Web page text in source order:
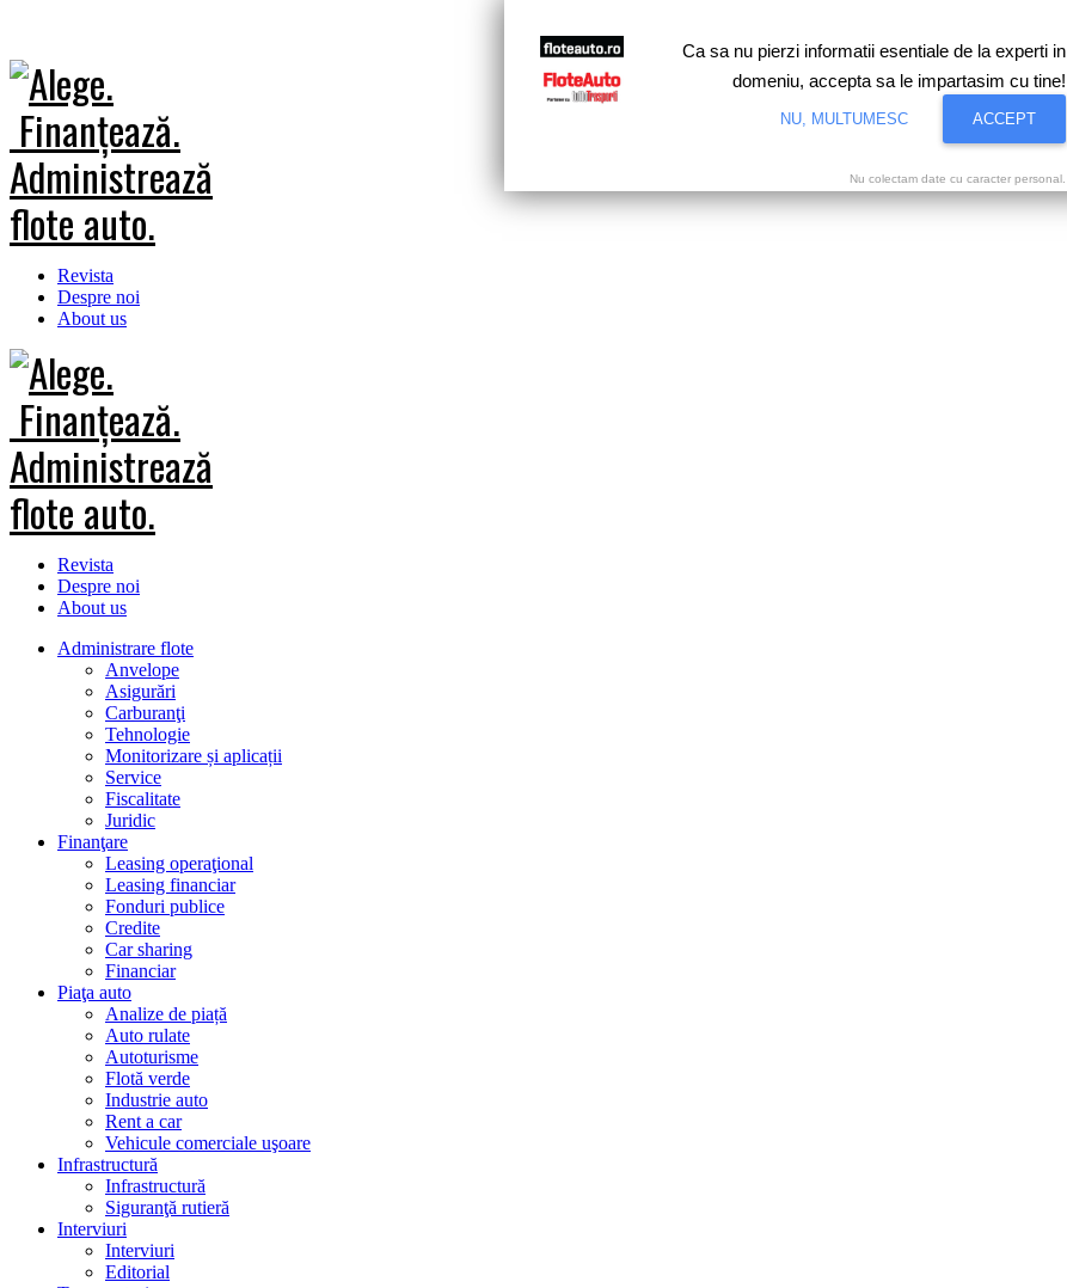
Revista
Despre noi
About us
Revista
Despre noi
About us
Administrare flote
Anvelope
Asigurări
Carburanţi
Tehnologie
Monitorizare și aplicații
Service
Fiscalitate
Juridic
Finanţare
Leasing operaţional
Leasing financiar
Fonduri publice
Credite
Car sharing
Financiar
Piaţa auto
Analize de piață
Auto rulate
Autoturisme
Flotă verde
Industrie auto
Rent a car
Vehicule comerciale uşoare
Infrastructură
Infrastructură
Siguranţă rutieră
Interviuri
Interviuri
Editorial
Ca sa nu pierzi informatii esentiale de la experti in
domeniu, accepta sa le impartasim cu tine!
NU, MULTUMESC ACCEPT
Nu colectam date cu caracter personal.